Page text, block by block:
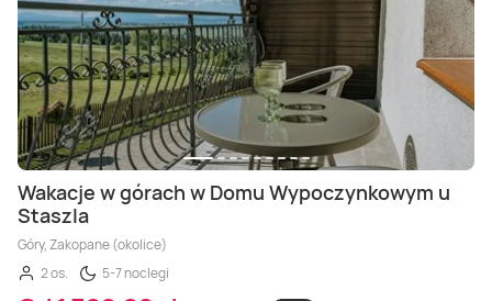
Wakacje w górach w Domu Wypoczynkowym u
Staszla
Góry, Zakopane (okolice)
2 os.
5-7 noclegi